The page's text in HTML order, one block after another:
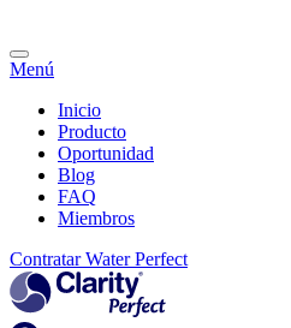
Menú
Inicio
Producto
Oportunidad
Blog
FAQ
Miembros
Contratar Water Perfect